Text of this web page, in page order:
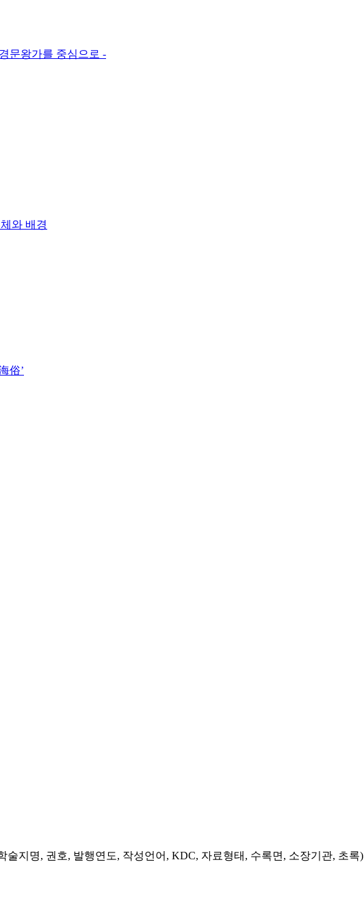
문왕가를 중심으로 -
와 배경
俗’
술지명, 권호, 발행연도, 작성언어, KDC, 자료형태, 수록면, 소장기관, 초록)